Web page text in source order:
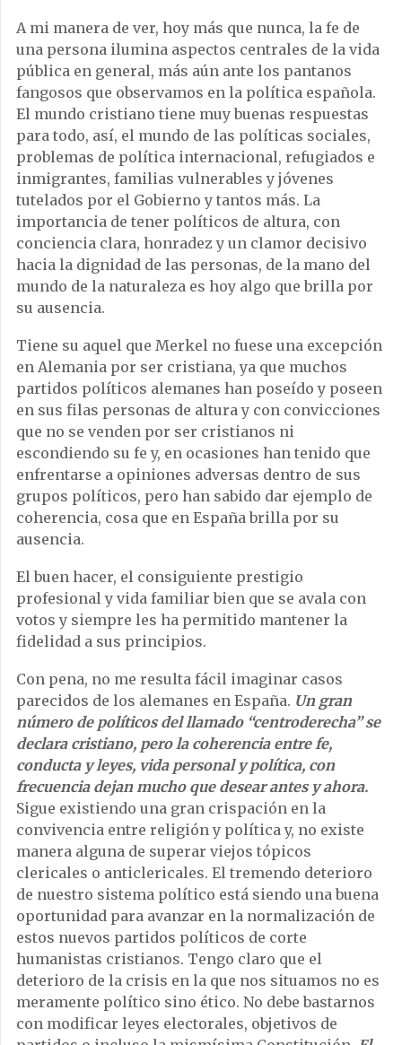
A mi manera de ver, hoy más que nunca, la fe de
una persona ilumina aspectos centrales de la vida
pública en general, más aún ante los pantanos
fangosos que observamos en la política española.
El mundo cristiano tiene muy buenas respuestas
para todo, así, el mundo de las políticas sociales,
problemas de política internacional, refugiados e
inmigrantes, familias vulnerables y jóvenes
tutelados por el Gobierno y tantos más. La
importancia de tener políticos de altura, con
conciencia clara, honradez y un clamor decisivo
hacia la dignidad de las personas, de la mano del
mundo de la naturaleza es hoy algo que brilla por
su ausencia.
Tiene su aquel que Merkel no fuese una excepción
en Alemania por ser cristiana, ya que muchos
partidos políticos alemanes han poseído y poseen
en sus filas personas de altura y con convicciones
que no se venden por ser cristianos ni
escondiendo su fe y, en ocasiones han tenido que
enfrentarse a opiniones adversas dentro de sus
grupos políticos, pero han sabido dar ejemplo de
coherencia, cosa que en España brilla por su
ausencia.
El buen hacer, el consiguiente prestigio
profesional y vida familiar bien que se avala con
votos y siempre les ha permitido mantener la
fidelidad a sus principios.
Con pena, no me resulta fácil imaginar casos
parecidos de los alemanes en España. Un gran
número de políticos del llamado “centroderecha” se
declara cristiano, pero la coherencia entre fe,
conducta y leyes, vida personal y política, con
frecuencia dejan mucho que desear antes y ahora.
Sigue existiendo una gran crispación en la
convivencia entre religión y política y, no existe
manera alguna de superar viejos tópicos
clericales o anticlericales. El tremendo deterioro
de nuestro sistema político está siendo una buena
oportunidad para avanzar en la normalización de
estos nuevos partidos políticos de corte
humanistas cristianos. Tengo claro que el
deterioro de la crisis en la que nos situamos no es
meramente político sino ético. No debe bastarnos
con modificar leyes electorales, objetivos de